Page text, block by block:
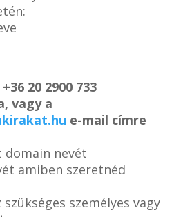
+36 20 2900 733
vagy a
e-mail címre
domain nevét
amiben szeretnéd
személyes vagy